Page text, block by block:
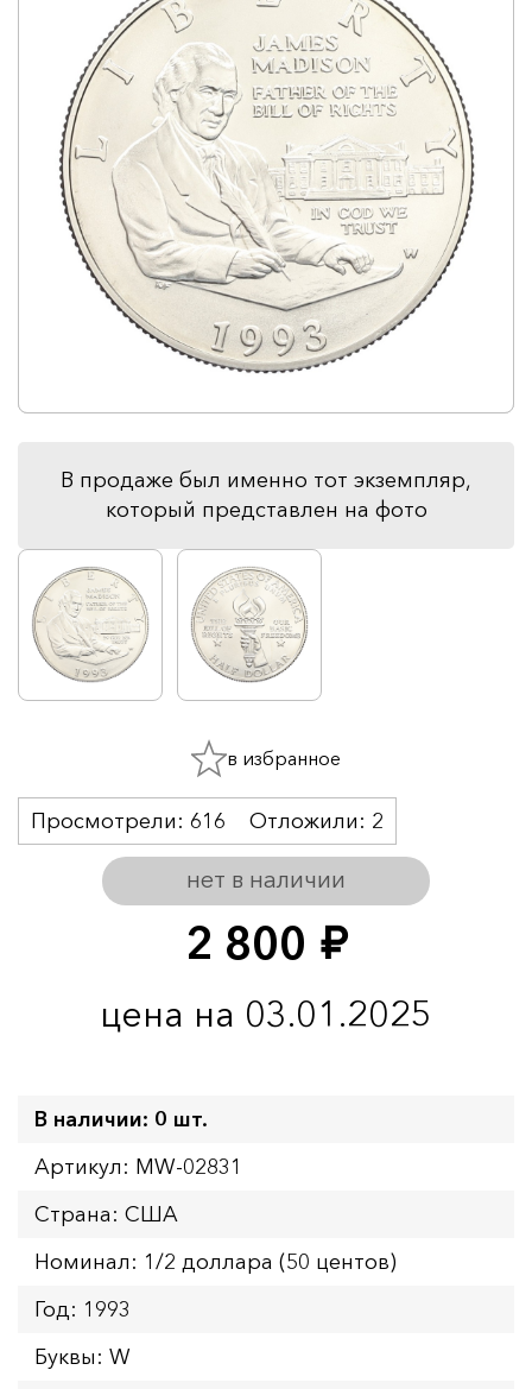
В продаже был именно тот экземпляр,
который представлен на фото
2 800 руб.
цена на 03.01.2025
нет в наличии
Просмотрели: 616 Отложили: 2
в избранное
В наличии: 0 шт.
Артикул: MW-02831
Страна: США
Номинал: 1/2 доллара (50 центов)
Год: 1993
Буквы: W